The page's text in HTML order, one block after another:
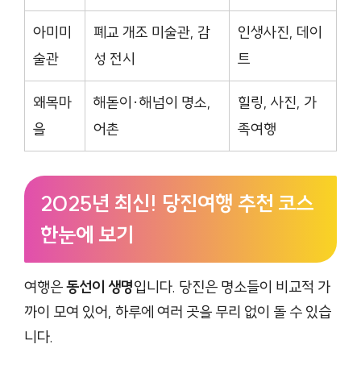
아미미
술관
폐교 개조 미술관, 감
성 전시
인생사진, 데이
트
왜목마
을
해돋이·해넘이 명소,
어촌
힐링, 사진, 가
족여행
2025년 최신! 당진여행 추천 코스
한눈에 보기
여행은동선이 생명입니다. 당진은 명소들이 비교적 가
까이 모여 있어, 하루에 여러 곳을 무리 없이 돌 수 있습
니다.